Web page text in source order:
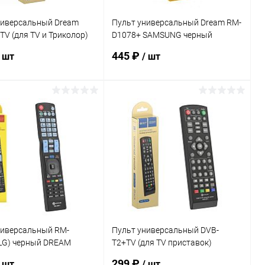
Dream
(для TV и Триколор)
шт
В корзину
в 1 клик К сравнению
В наличии
Пульт универсальный Dream RM-
D1078+ SAMSUNG черный
445 ₽/ шт
В корзину
Купить в 1 клик К сравнению
В избранное В наличии
RM-
черный DREAM
Пульт универсальный DVB-
T2+TV (для TV приставок)